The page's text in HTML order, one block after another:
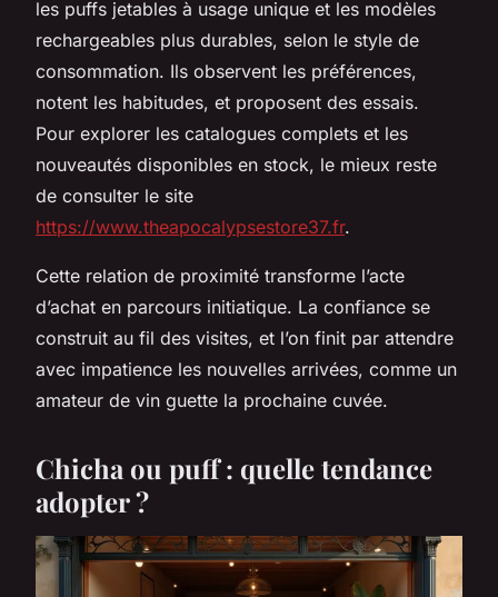
les puffs jetables à usage unique et les modèles
rechargeables plus durables, selon le style de
consommation. Ils observent les préférences,
notent les habitudes, et proposent des essais.
Pour explorer les catalogues complets et les
nouveautés disponibles en stock, le mieux reste
de consulter le site
https://www.theapocalypsestore37.fr.
Cette relation de proximité transforme l’acte
d’achat en parcours initiatique. La confiance se
construit au fil des visites, et l’on finit par attendre
avec impatience les nouvelles arrivées, comme un
amateur de vin guette la prochaine cuvée.
Chicha ou puff : quelle tendance
adopter ?